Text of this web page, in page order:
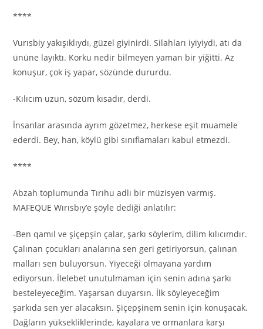
****
Vurısbiy yakışıklıydı, güzel giyinirdi. Silahları iyiyiydi, atı da
ününe layıktı. Korku nedir bilmeyen yaman bir yiğitti. Az
konuşur, çok iş yapar, sözünde dururdu.
-Kılıcım uzun, sözüm kısadır, derdi.
İnsanlar arasında ayrım gözetmez, herkese eşit muamele
ederdi. Bey, han, köylü gibi sınıflamaları kabul etmezdi.
****
Abzah toplumunda Tırıhu adlı bir müzisyen varmış.
MAFEQUE Wırısbıy’e şöyle dediği anlatılır:
-Ben qamıl ve şiçepşin çalar, şarkı söylerim, dilim kılıcımdır.
Çalınan çocukları analarına sen geri getiriyorsun, çalınan
malları sen buluyorsun. Yiyeceği olmayana yardım
ediyorsun. İlelebet unutulmaman için senin adına şarkı
besteleyeceğim. Yaşarsan duyarsın. İlk söyleyeceğim
şarkıda sen yer alacaksın. Şiçepşinem senin için konuşacak.
Dağların yüksekliklerinde, kayalara ve ormanlara karşı